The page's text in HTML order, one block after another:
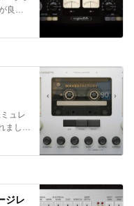
良く
ビュ
ュレ
まし
イミ
ジレ